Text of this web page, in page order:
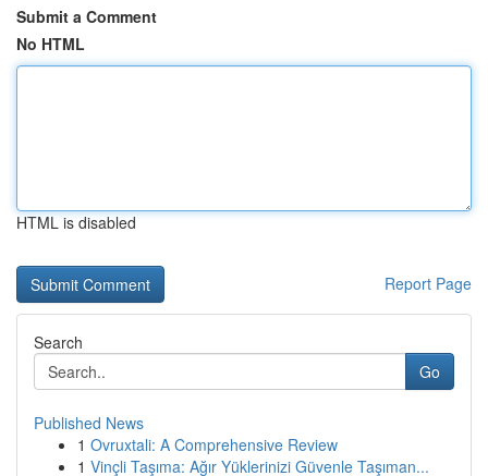
Submit a Comment
No HTML
HTML is disabled
Report Page
Search
Go
Published News
1 Ovruxtali: A Comprehensive Review
1 Vinçli Taşıma: Ağır Yüklerinizi Güvenle Taşıman...